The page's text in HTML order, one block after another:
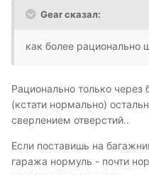
Gear сказал:
как более рационально
Рационально только
(кстати нормально)
сверлением отверстий..
Если поставишь на
гаража нормуль - почти